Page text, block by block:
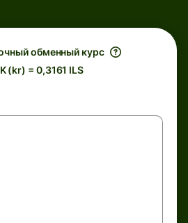
обменный курс
(kr) = 0,3161 ILS